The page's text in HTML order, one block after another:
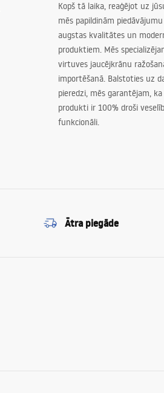
Kopš tā laika, reaģējot uz
mēs papildinām
augstas kvalitātes un
produktiem. Mēs
virtuves jaucējkrānu
importēšanā. Balstoties uz
pieredzi, mēs garantējam,
produkti ir 100% droši
funkcionāli.
Ātra piegāde